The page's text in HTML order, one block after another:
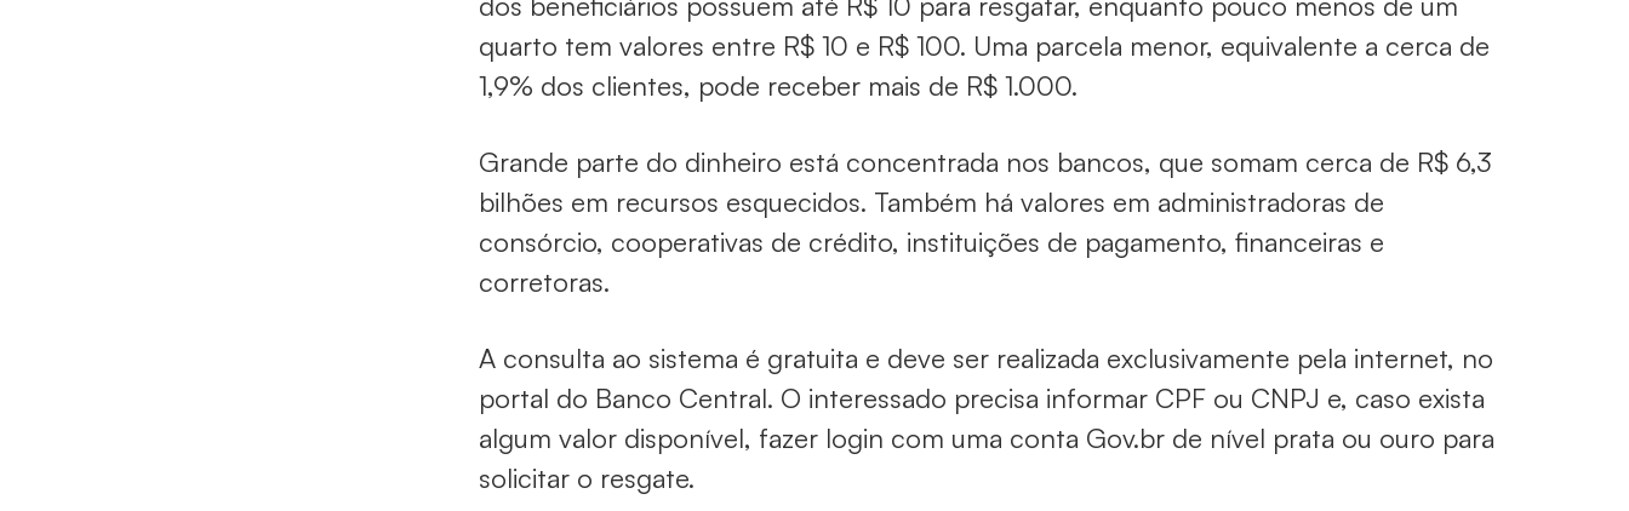
quarto tem valores entre R$ 10 e R$ 100. Uma parcela menor, equivalente a cerca de
1,9% dos clientes, pode receber mais de R$ 1.000.
Grande parte do dinheiro está concentrada nos bancos, que somam cerca de R$ 6,3
bilhões em recursos esquecidos. Também há valores em administradoras de
consórcio, cooperativas de crédito, instituições de pagamento, financeiras e
corretoras.
A consulta ao sistema é gratuita e deve ser realizada exclusivamente pela internet, no
portal do Banco Central. O interessado precisa informar CPF ou CNPJ e, caso exista
algum valor disponível, fazer login com uma conta Gov.br de nível prata ou ouro para
solicitar o resgate.